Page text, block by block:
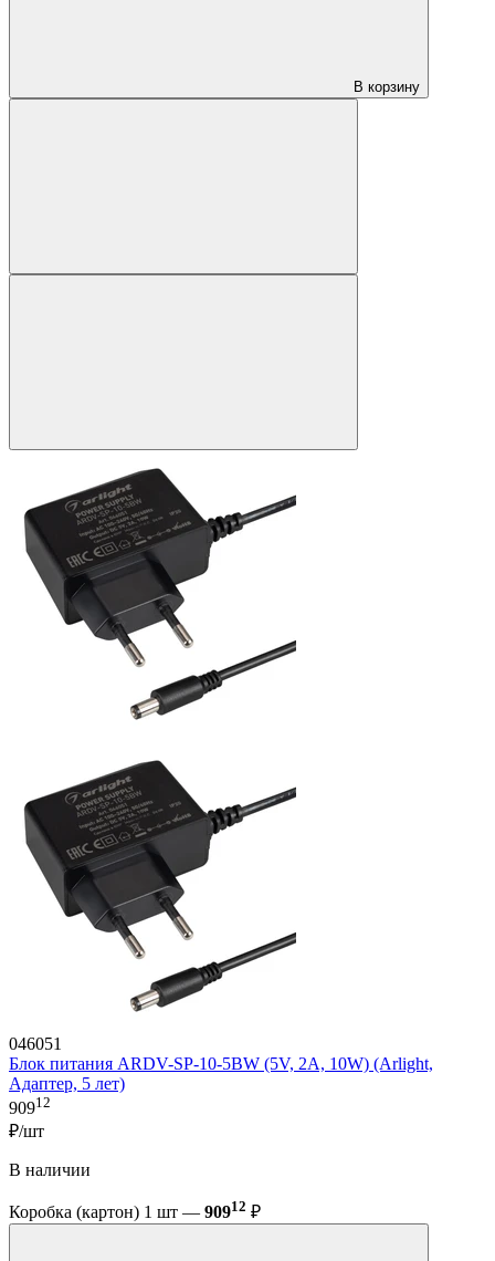
В корзину
046051
Блок питания ARDV-SP-10-5BW (5V, 2A, 10W) (Arlight,
Адаптер, 5 лет)
90912
₽/шт
В наличии
Коробка (картон) 1 шт — 90912 ₽